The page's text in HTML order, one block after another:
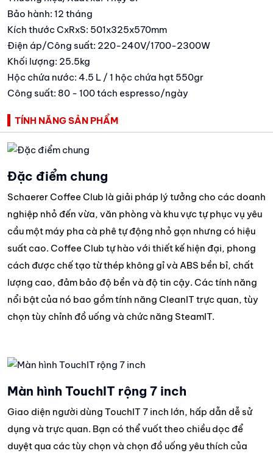
Bảo hành: 12 tháng
Kích thước CxRxS: 501x325x570mm
Điện áp/Công suất: 220-240V/1700-2300W
Khối lượng: 25.5kg
Hộc chứa nước: 4.5 L / 1 hộc chứa hạt 550gr
Công suất: 80 - 100 tách espresso/ngày
TÍNH NĂNG SẢN PHẨM
Đặc điểm chung
Schaerer Coffee Club là giải pháp lý tưởng cho các doanh
nghiệp nhỏ đến vừa, văn phòng và khu vực tự phục vụ yêu
cầu một máy pha cà phê tự động nhỏ gọn nhưng có hiệu
suất cao. Coffee Club tự hào với thiết kế hiện đại, phong
cách được chế tạo từ thép không gỉ và ABS bền bỉ, chất
lượng cao, đảm bảo độ bền và độ tin cậy. Các tính năng
nổi bật của nó bao gồm tính năng CleanIT trực quan, tùy
chọn tùy chỉnh đồ uống và chức năng SteamIT.
Màn hình TouchIT rộng 7 inch
Giao diện người dùng TouchIT 7 inch lớn, hấp dẫn dễ sử
dụng và trực quan. Bạn có thể vuốt theo chiều dọc để
duyệt qua các tùy chọn và chọn đồ uống yêu thích của